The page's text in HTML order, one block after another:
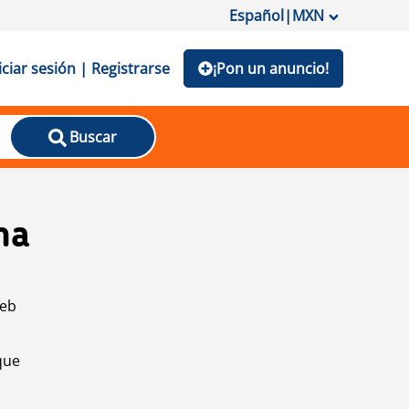
Español|MXN
sesión | Registrarse ¡Pon un anuncio!
Buscar